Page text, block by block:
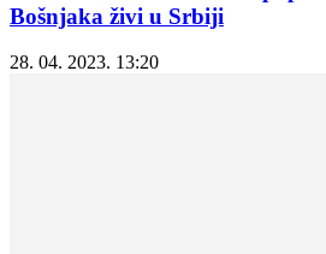
Bošnjaka živi u Srbiji
28. 04. 2023. 13:20